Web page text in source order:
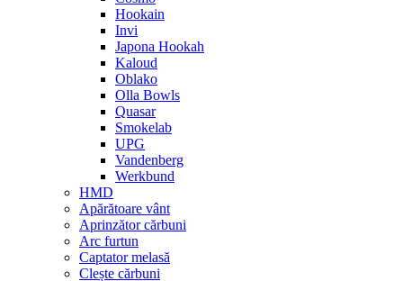
Hookain
Invi
Japona Hookah
Kaloud
Oblako
Olla Bowls
Quasar
Smokelab
UPG
Vandenberg
Werkbund
HMD
Apărătoare vânt
Aprinzător cărbuni
Arc furtun
Captator melasă
Clește cărbuni